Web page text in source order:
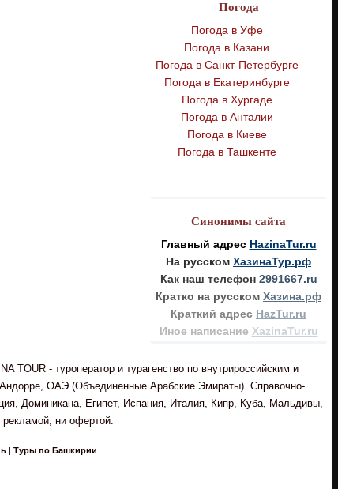
Погода
Погода в Уфе
Погода в Казани
Погода в Санкт-Петербурге
Погода в Екатеринбурге
Погода в Хургаде
Погода в Анталии
Погода в Киеве
Погода в Ташкенте
Синонимы сайта
Главный адрес HazinaTur.ru
На русском ХазинаТур.рф
Как наш телефон 2991667.ru
Кратко на русском Хазина.рф
Краткий адрес HazTur.ru
Иное написание XazinaTur.ru
TOUR - туроператор и турагенство по внутрироссийским и
ОАЭ (Объединенные Арабские Эмираты). Справочно-
Доминикана, Египет, Испания, Италия, Кипр, Куба, Мальдивы,
ни офертой.
Туры по Башкирии